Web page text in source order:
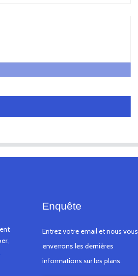
Enquête
Entrez votre email et nous vous
enverrons les dernières
informations sur les plans.